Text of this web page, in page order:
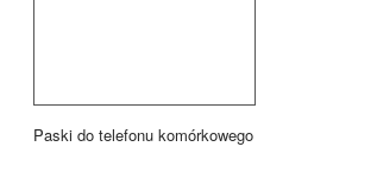
Paski do telefonu komórkowego